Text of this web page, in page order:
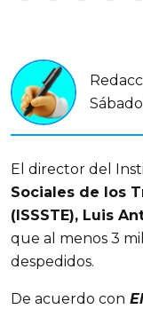
El director del
Sociales de los
(ISSSTE), Luis
que al menos 3
despedidos.
De acuerdo con